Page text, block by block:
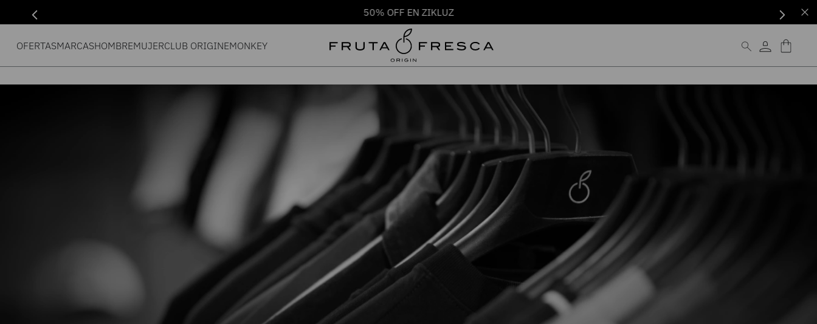
50% OFF EN ZIKLUZ
OFERTASMARCASHOMBREMUJERCLUB ORIGINEMONKEY